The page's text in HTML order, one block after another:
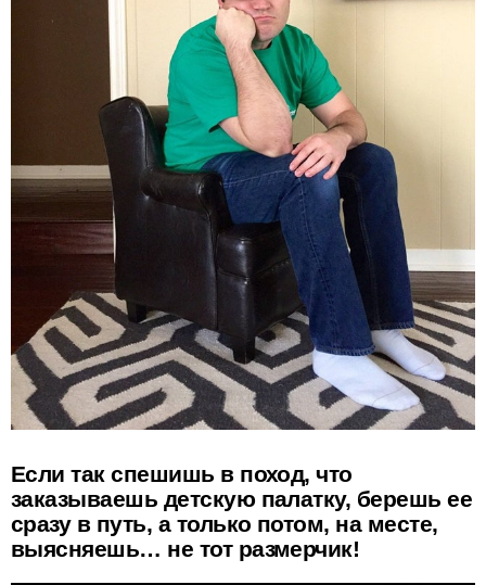
Если так спешишь в поход, что
заказываешь детскую палатку, берешь ее
сразу в путь, а только потом, на месте,
выясняешь… не тот размерчик!